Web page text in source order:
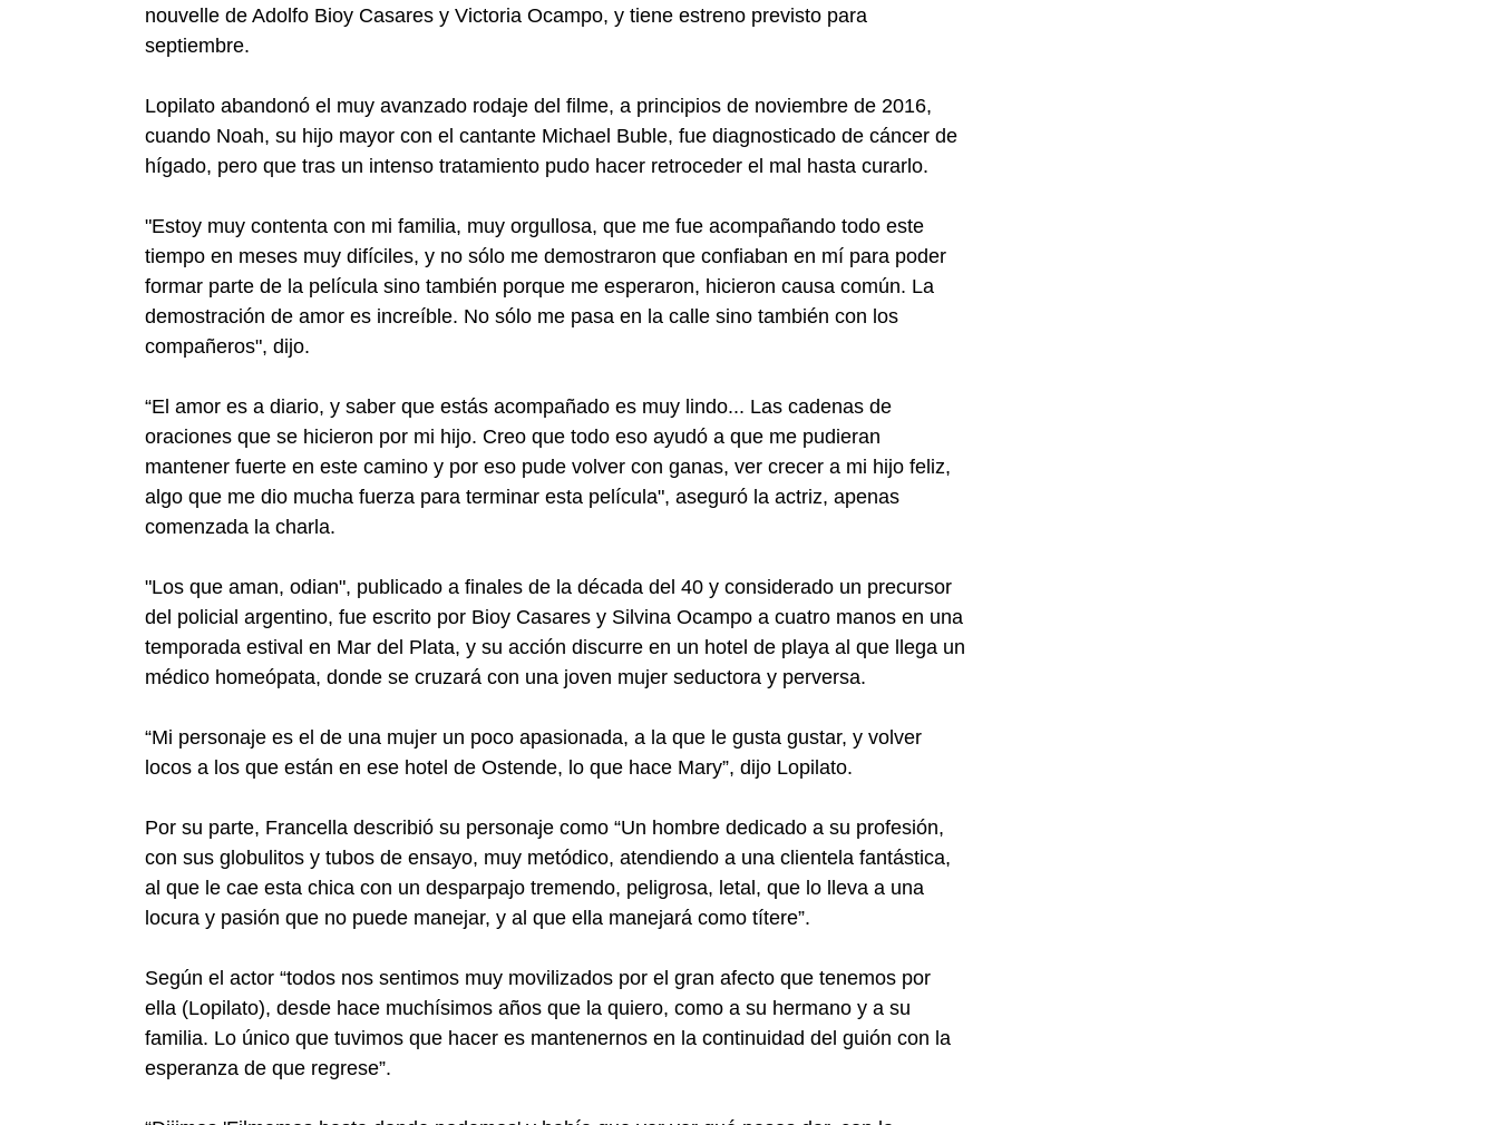
nouvelle de Adolfo Bioy Casares y Victoria Ocampo, y tiene estreno previsto para
septiembre.
Lopilato abandonó el muy avanzado rodaje del filme, a principios de noviembre de 2016,
cuando Noah, su hijo mayor con el cantante Michael Buble, fue diagnosticado de cáncer de
hígado, pero que tras un intenso tratamiento pudo hacer retroceder el mal hasta curarlo.
"Estoy muy contenta con mi familia, muy orgullosa, que me fue acompañando todo este
tiempo en meses muy difíciles, y no sólo me demostraron que confiaban en mí para poder
formar parte de la película sino también porque me esperaron, hicieron causa común. La
demostración de amor es increíble. No sólo me pasa en la calle sino también con los
compañeros", dijo.
“El amor es a diario, y saber que estás acompañado es muy lindo... Las cadenas de
oraciones que se hicieron por mi hijo. Creo que todo eso ayudó a que me pudieran
mantener fuerte en este camino y por eso pude volver con ganas, ver crecer a mi hijo feliz,
algo que me dio mucha fuerza para terminar esta película", aseguró la actriz, apenas
comenzada la charla.
"Los que aman, odian", publicado a finales de la década del 40 y considerado un precursor
del policial argentino, fue escrito por Bioy Casares y Silvina Ocampo a cuatro manos en una
temporada estival en Mar del Plata, y su acción discurre en un hotel de playa al que llega un
médico homeópata, donde se cruzará con una joven mujer seductora y perversa.
“Mi personaje es el de una mujer un poco apasionada, a la que le gusta gustar, y volver
locos a los que están en ese hotel de Ostende, lo que hace Mary”, dijo Lopilato.
Por su parte, Francella describió su personaje como “Un hombre dedicado a su profesión,
con sus globulitos y tubos de ensayo, muy metódico, atendiendo a una clientela fantástica,
al que le cae esta chica con un desparpajo tremendo, peligrosa, letal, que lo lleva a una
locura y pasión que no puede manejar, y al que ella manejará como títere”.
Según el actor “todos nos sentimos muy movilizados por el gran afecto que tenemos por
ella (Lopilato), desde hace muchísimos años que la quiero, como a su hermano y a su
familia. Lo único que tuvimos que hacer es mantenernos en la continuidad del guión con la
esperanza de que regrese”.